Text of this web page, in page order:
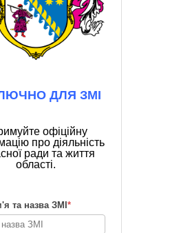
ДЛЯ ЗМІ
офіційну
про діяльність
ради та життя
області.
та назва ЗМІ *